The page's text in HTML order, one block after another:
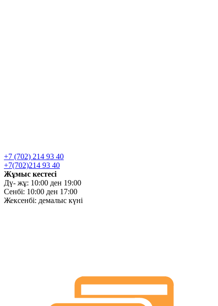
+7 (702) 214 93 40
+7(702)214 93 40
Жұмыс кестесі
Дү- жұ: 10:00 ден 19:00
Сенбі: 10:00 ден 17:00
Жексенбі: демалыс күні